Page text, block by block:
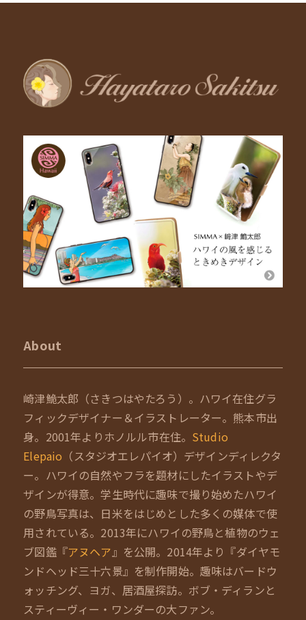
About
崎津鮠太郎（さきつはやたろう）。ハワイ在住グラ
フィックデザイナー＆イラストレーター。熊本市出
身。2001年よりホノルル市在住。 Studio
Elepaio （スタジオエレパイオ）デザインディレクタ
ー。ハワイの自然やフラを題材にしたイラストやデ
ザインが得意。学生時代に趣味で撮り始めたハワイ
の野鳥写真は、日米をはじめとした多くの媒体で使
用されている。2013年にハワイの野鳥と植物のウェ
ブ図鑑『アヌヘア 』を公開。2014年より『ダイヤモ
ンドヘッド三十六景』を制作開始。趣味はバードウ
ォッチング、ヨガ、居酒屋探訪。ボブ・ディランと
スティーヴィー・ワンダーの大ファン。